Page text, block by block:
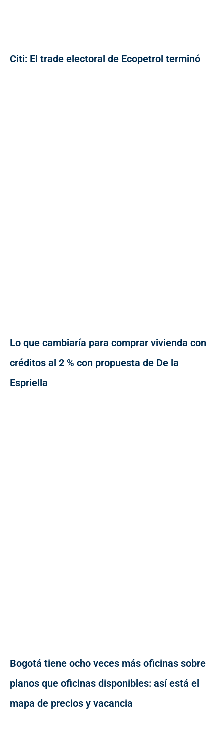
Citi: El trade electoral de Ecopetrol terminó
Lo que cambiaría para comprar vivienda con
créditos al 2 % con propuesta de De la
Espriella
Bogotá tiene ocho veces más oficinas sobre
planos que oficinas disponibles: así está el
mapa de precios y vacancia